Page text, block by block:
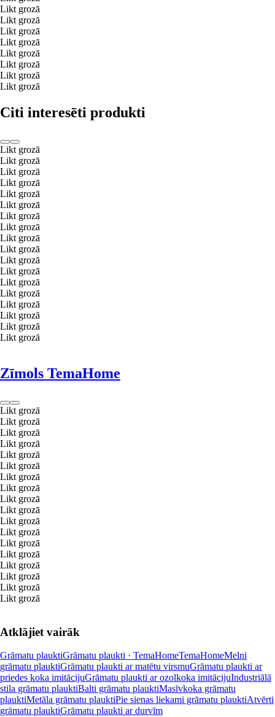
Likt grozā
Likt grozā
Likt grozā
Likt grozā
Likt grozā
Likt grozā
Likt grozā
Likt grozā
Citi interesēti produkti
Likt grozā
Likt grozā
Likt grozā
Likt grozā
Likt grozā
Likt grozā
Likt grozā
Likt grozā
Likt grozā
Likt grozā
Likt grozā
Likt grozā
Likt grozā
Likt grozā
Likt grozā
Likt grozā
Likt grozā
Likt grozā
Zīmols TemaHome
Likt grozā
Likt grozā
Likt grozā
Likt grozā
Likt grozā
Likt grozā
Likt grozā
Likt grozā
Likt grozā
Likt grozā
Likt grozā
Likt grozā
Likt grozā
Likt grozā
Likt grozā
Likt grozā
Likt grozā
Likt grozā
Atklājiet vairāk
Grāmatu plauktiGrāmatu plaukti · TemaHomeTemaHomeMelni
grāmatu plauktiGrāmatu plaukti ar matētu virsmuGrāmatu plaukti ar
priedes koka imitācijuGrāmatu plaukti ar ozolkoka imitācijuIndustriālā
stila grāmatu plauktiBalti grāmatu plauktiMasīvkoka grāmatu
plauktiMetāla grāmatu plauktiPie sienas liekami grāmatu plauktiAtvērti
grāmatu plauktiGrāmatu plaukti ar durvīm